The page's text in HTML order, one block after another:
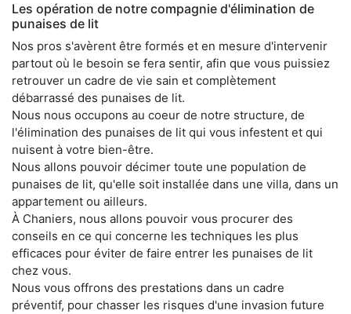
Les opération de notre compagnie d'élimination de
punaises de lit
Nos pros s'avèrent être formés et en mesure d'intervenir
partout où le besoin se fera sentir, afin que vous puissiez
retrouver un cadre de vie sain et complètement
débarrassé des punaises de lit.
Nous nous occupons au coeur de notre structure, de
l'élimination des punaises de lit qui vous infestent et qui
nuisent à votre bien-être.
Nous allons pouvoir décimer toute une population de
punaises de lit, qu'elle soit installée dans une villa, dans un
appartement ou ailleurs.
À Chaniers, nous allons pouvoir vous procurer des
conseils en ce qui concerne les techniques les plus
efficaces pour éviter de faire entrer les punaises de lit
chez vous.
Nous vous offrons des prestations dans un cadre
préventif, pour chasser les risques d'une invasion future